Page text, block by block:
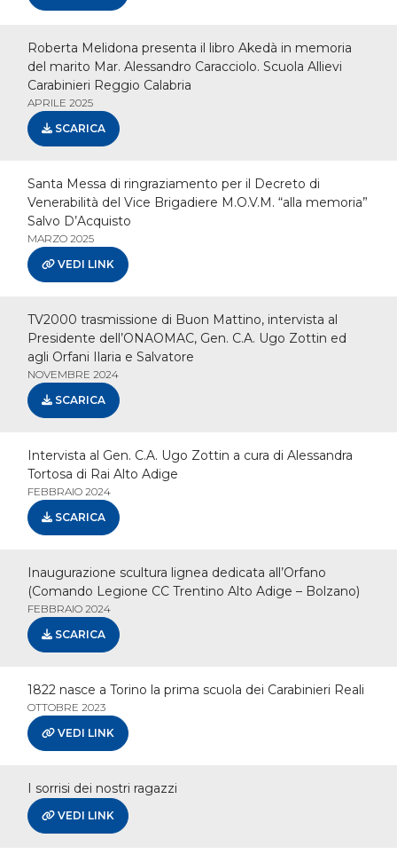
Roberta Melidona presenta il libro Akedà in memoria
del marito Mar. Alessandro Caracciolo. Scuola Allievi
Carabinieri Reggio Calabria
APRILE 2025
SCARICA
Santa Messa di ringraziamento per il Decreto di
Venerabilità del Vice Brigadiere M.O.V.M. “alla memoria”
Salvo D’Acquisto
MARZO 2025
VEDI LINK
TV2000 trasmissione di Buon Mattino, intervista al
Presidente dell’ONAOMAC, Gen. C.A. Ugo Zottin ed
agli Orfani Ilaria e Salvatore
NOVEMBRE 2024
SCARICA
Intervista al Gen. C.A. Ugo Zottin a cura di Alessandra
Tortosa di Rai Alto Adige
FEBBRAIO 2024
SCARICA
Inaugurazione scultura lignea dedicata all’Orfano
(Comando Legione CC Trentino Alto Adige – Bolzano)
FEBBRAIO 2024
SCARICA
1822 nasce a Torino la prima scuola dei Carabinieri Reali
OTTOBRE 2023
VEDI LINK
I sorrisi dei nostri ragazzi
VEDI LINK